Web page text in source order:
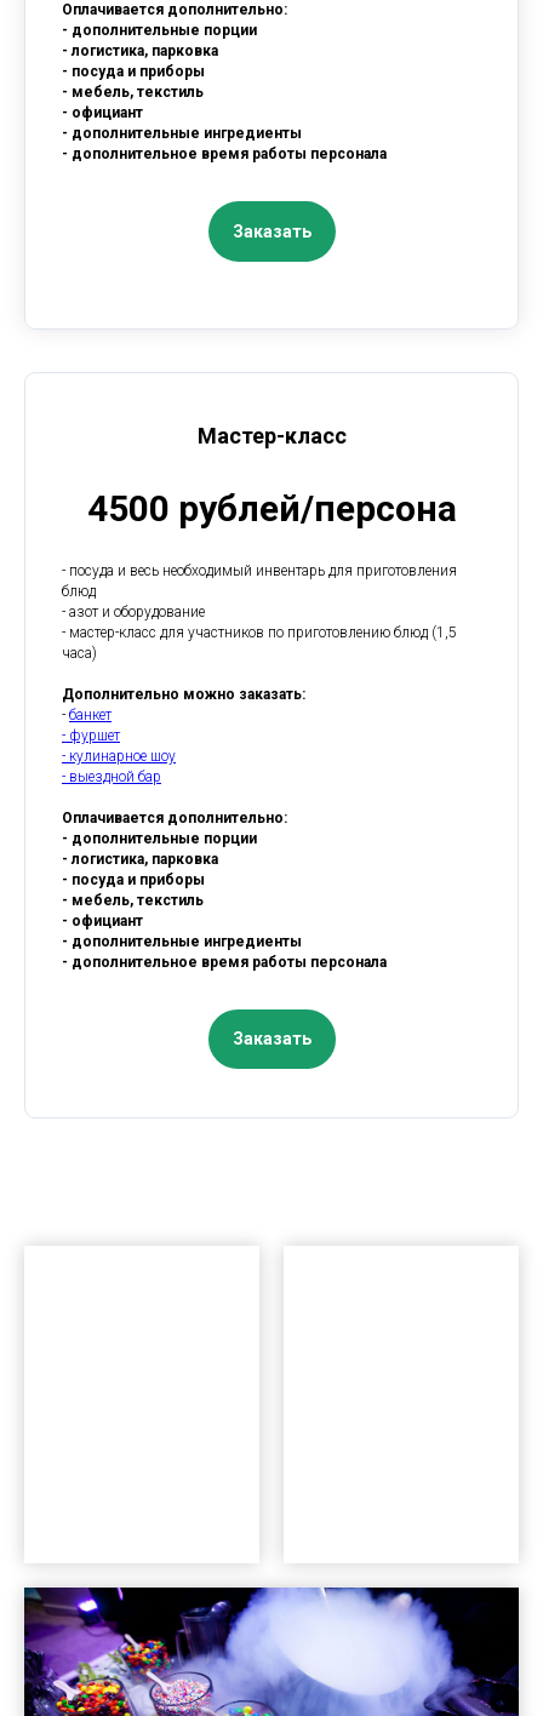
Оплачивается дополнительно:
- дополнительные порции
- логистика, парковка
- посуда и приборы
- мебель, текстиль
- официант
- дополнительные ингредиенты
- дополнительное время работы персонала
Заказать
Мастер-класс
4500 рублей/персона
- посуда и весь необходимый инвентарь для приготовления
блюд
- азот и оборудование
- мастер-класс для участников по приготовлению блюд (1,5
часа)
Дополнительно можно заказать:
- банкет
- фуршет
- кулинарное шоу
- выездной бар
Оплачивается дополнительно:
- дополнительные порции
- логистика, парковка
- посуда и приборы
- мебель, текстиль
- официант
- дополнительные ингредиенты
- дополнительное время работы персонала
Заказать